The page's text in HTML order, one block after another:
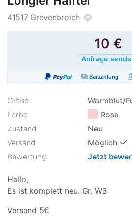
41517 Grevenbroich directions
10 €
Anfrage
paymentsBarzahlung
Größe
Warmblut/
Farbe
Rosa
Zustand
Neu
Versand
Möglich ✓
Bewertung: Jetzt
Hallo,
Es ist komplett neu. Gr. WB
Versand 5€